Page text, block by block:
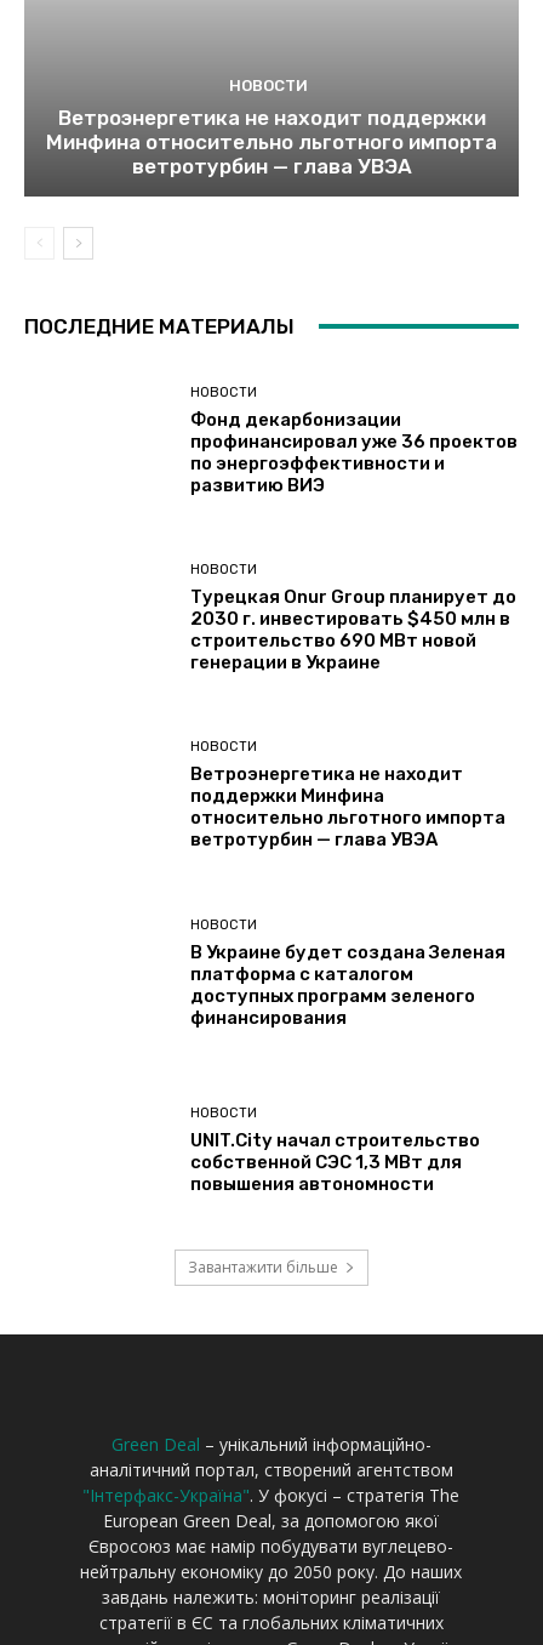
Green Deal – унікальний інформаційно-
аналітичний портал, створений агентством
"Інтерфакс-Україна". У фокусі – стратегія The
European Green Deal, за допомогою якої
Євросоюз має намір побудувати вуглецево-
нейтральну економіку до 2050 року. До наших
завдань належить: моніторинг реалізації
стратегії в ЄС та глобальних кліматичних